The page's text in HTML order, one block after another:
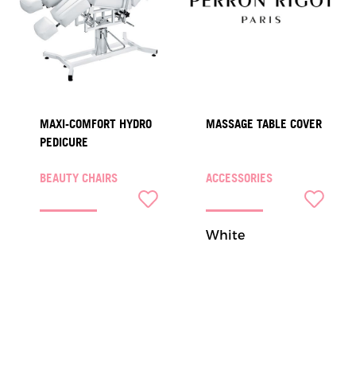
MAXI-COMFORT HYDRO
PEDICURE
BEAUTY CHAIRS
MASSAGE TABLE COVER
ACCESSORIES
White